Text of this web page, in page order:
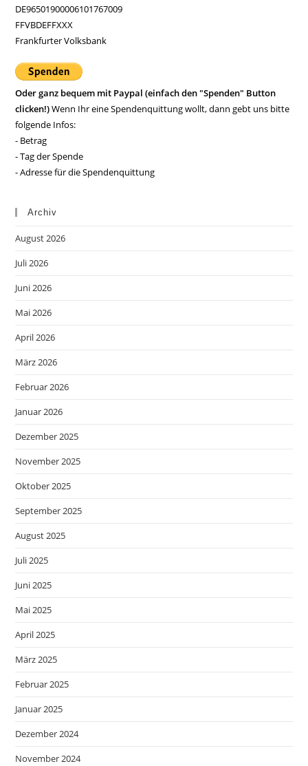
DE96501900006101767009
FFVBDEFFXXX
Frankfurter Volksbank
Oder ganz bequem mit Paypal (einfach den "Spenden" Button
clicken!)Wenn Ihr eine Spendenquittung wollt, dann gebt uns bitte
folgende Infos:
- Betrag
- Tag der Spende
- Adresse für die Spendenquittung
Archiv
August 2026
Juli 2026
Juni 2026
Mai 2026
April 2026
März 2026
Februar 2026
Januar 2026
Dezember 2025
November 2025
Oktober 2025
September 2025
August 2025
Juli 2025
Juni 2025
Mai 2025
April 2025
März 2025
Februar 2025
Januar 2025
Dezember 2024
November 2024